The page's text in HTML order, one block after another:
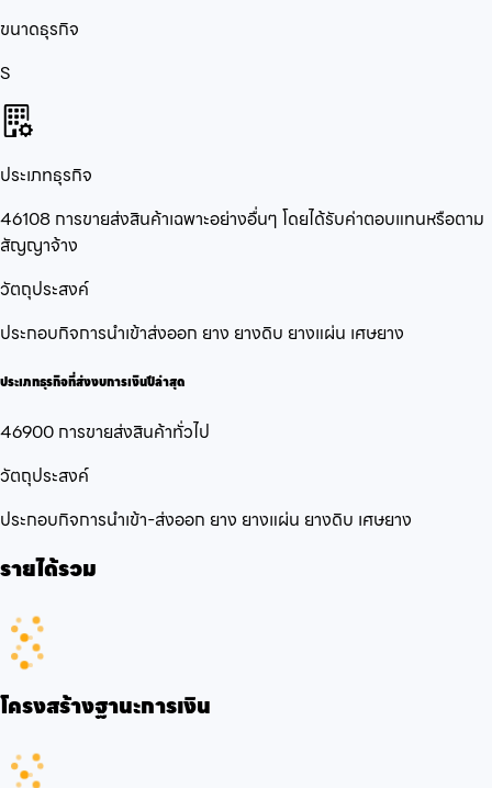
ขนาดธุรกิจ
S
ประเภทธุรกิจ
46108 การขายส่งสินค้าเฉพาะอย่างอื่นๆ โดยได้รับค่าตอบแทนหรือตาม
สัญญาจ้าง
วัตถุประสงค์
ประกอบกิจการนำเข้าส่งออก ยาง ยางดิบ ยางแผ่น เศษยาง
ประเภทธุรกิจที่ส่งงบการเงินปีล่าสุด
46900 การขายส่งสินค้าทั่วไป
วัตถุประสงค์
ประกอบกิจการนำเข้า-ส่งออก ยาง ยางแผ่น ยางดิบ เศษยาง
รายได้รวม
โครงสร้างฐานะการเงิน